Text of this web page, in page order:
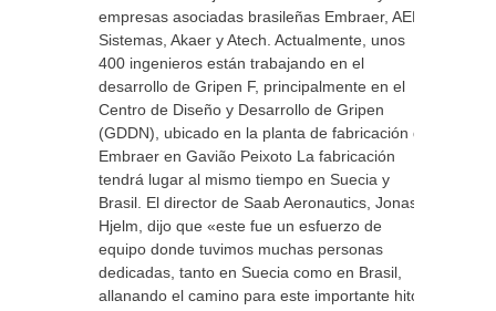
empresas asociadas brasileñas Embraer, AEL
Sistemas, Akaer y Atech. Actualmente, unos
400 ingenieros están trabajando en el
desarrollo de Gripen F, principalmente en el
Centro de Diseño y Desarrollo de Gripen
(GDDN), ubicado en la planta de fabricación de
Embraer en Gavião Peixoto La fabricación
tendrá lugar al mismo tiempo en Suecia y
Brasil. El director de Saab Aeronautics, Jonas
Hjelm, dijo que «este fue un esfuerzo de
equipo donde tuvimos muchas personas
dedicadas, tanto en Suecia como en Brasil,
allanando el camino para este importante hito